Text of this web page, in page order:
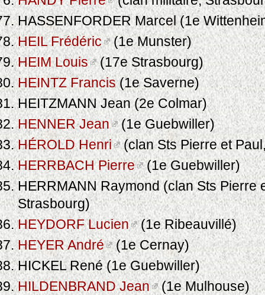
HASSENFORDER Marcel (1e
HEIL Frédéric (1e Munster)
HEIM Louis
(17e Strasbourg)
HEINTZ Francis(1e Saverne)
HEITZMANN Jean (2e Colmar)
HENNER Jean (1e Guebwiller)
HÉROLD Henri (clan Sts Pierre et
HERRBACH Pierre (1e Guebwiller)
HERRMANN Raymond (clan Sts Pierre
Strasbourg)
HEYDORF Lucien
(1e Ribeauvillé)
HEYER André (1e Cernay)
HICKEL René (1e Guebwiller)
HILDENBRAND Jean (1e Mulhouse)